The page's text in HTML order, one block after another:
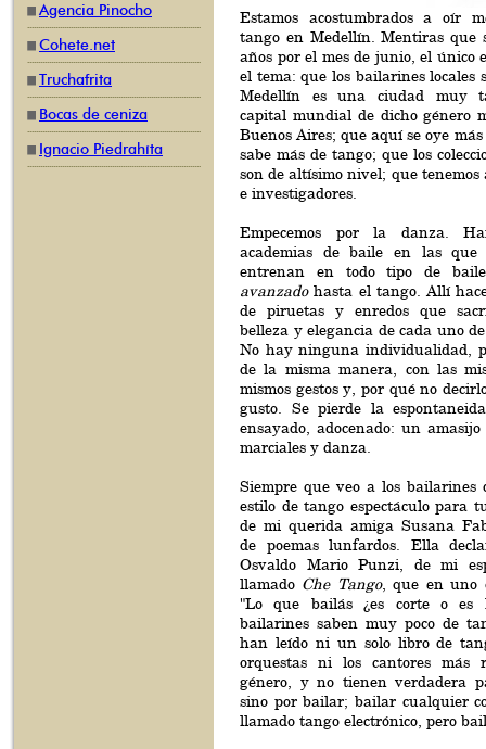
Agencia Pinocho
Cohete.net
Truchafrita
Bocas de ceniza
Ignacio Piedrahíta
Estamos acostumbrados a oír
tango en Medellín. Mentiras que
años por el mes de junio, el único
el tema: que los bailarines locales
Medellín es una ciudad muy
capital mundial de dicho género
Buenos Aires; que aquí se oye
sabe más de tango; que los
son de altísimo nivel; que tenemos
e investigadores.
Empecemos por la danza.
academias de baile en las que
entrenan en todo tipo de
avanzadohasta el tango. Allí
de piruetas y enredos que
belleza y elegancia de cada uno
No hay ninguna individualidad,
de la misma manera, con las
mismos gestos y, por qué no
gusto. Se pierde la
ensayado, adocenado: un
marciales y danza.
Siempre que veo a los bailarines
estilo de tango espectáculo para
de mi querida amiga Susana
de poemas lunfardos. Ella
Osvaldo Mario Punzi, de mi
llamado Che Tango, que en uno
"Lo que bailás ¿es corte o es
bailarines saben muy poco de
han leído ni un solo libro de
orquestas ni los cantores más
género, y no tienen verdadera
sino por bailar; bailar cualquier
llamado tango electrónico, pero